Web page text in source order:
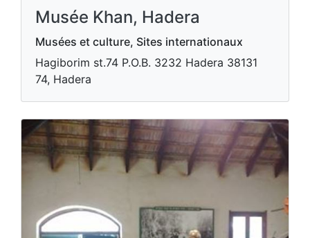
Musée Khan, Hadera
Musées et culture, Sites internationaux
Hagiborim st.74 P.O.B. 3232 Hadera​ 38131
74, Hadera